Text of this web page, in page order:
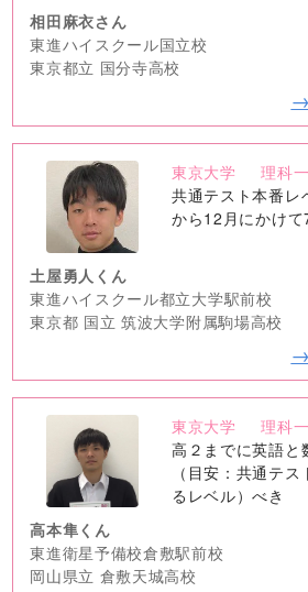
相田麻衣さん
東進ハイスクール国立校
東京都立 国分寺高校
no
image
東京大学
理科
共通テスト本番レ
から12月にかけ
土屋勇人くん
東進ハイスクール都立大学駅前校
東京都 国立 筑波大学附属駒場高校
no
image
東京大学
理科
高２までに英語と
（目安：共通テ
るレベル）べき
高本隼くん
東進衛星予備校倉敷駅前校
岡山県立 倉敷天城高校